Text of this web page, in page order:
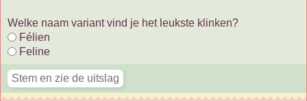
Welke naam variant vind je het leukste klinken?
Félien
Feline